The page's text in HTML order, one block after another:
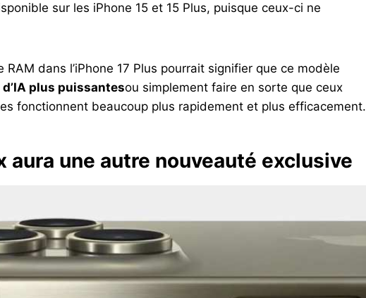
sur les iPhone 15 et 15 Plus, puisque ceux-ci ne
dans l’iPhone 17 Plus pourrait signifier que ce modèle
plus puissantesou simplement faire en sorte que ceux
fonctionnent beaucoup plus rapidement et plus efficacement.
aura une autre nouveauté exclusive